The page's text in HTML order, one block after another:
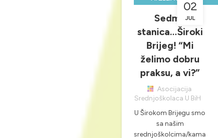
02
JUL
PRAKSU, A VI?
NOVOSTI & PROJEKTI
PRAKTIČNA NASTAVA
Sedma
stanica…Široki
Brijeg! “Mi
želimo dobru
praksu, a vi?”
Asocijacija
Srednjoškolaca U BiH
U Širokom Brijegu smo
sa našim
srednjoškolcima/kama